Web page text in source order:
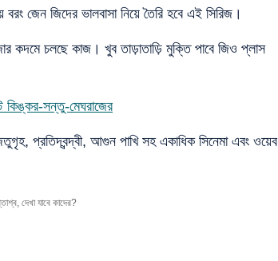
জেন জিদের ভালবাসা নিয়ে তৈরি হবে এই সিরিজ।
কদমে চলছে কাজ। খুব তাড়াতাড়ি মুক্তি পাবে জিও প্লাস
কিঙ্কর-সন্তু-মেঘরাজের
জতুগৃহ, প্রতিদ্বন্দ্বী, আগুন পাখি সহ একাধিক সিনেমা এবং ওয়েব
দেখা যাবে কাদের?